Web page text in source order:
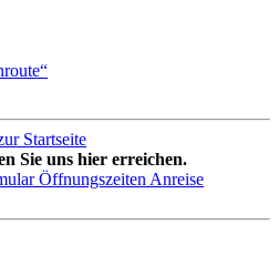
Sie uns hier erreichen.
Öffnungszeiten Anreise